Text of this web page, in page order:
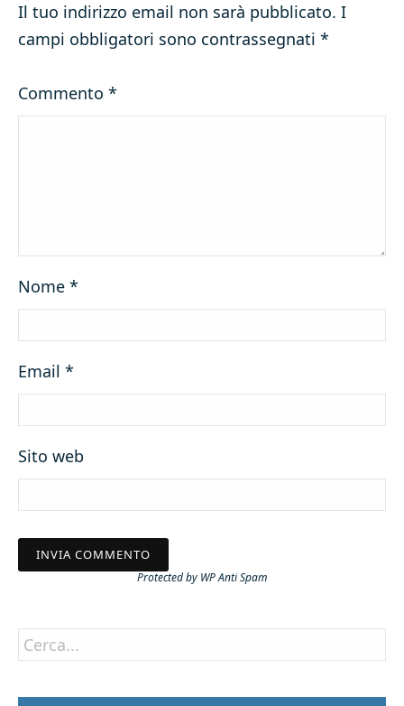
Il tuo indirizzo email non sarà pubblicato. I
campi obbligatori sono contrassegnati *
Commento *
Nome *
Email *
Sito web
Protected by WP Anti Spam